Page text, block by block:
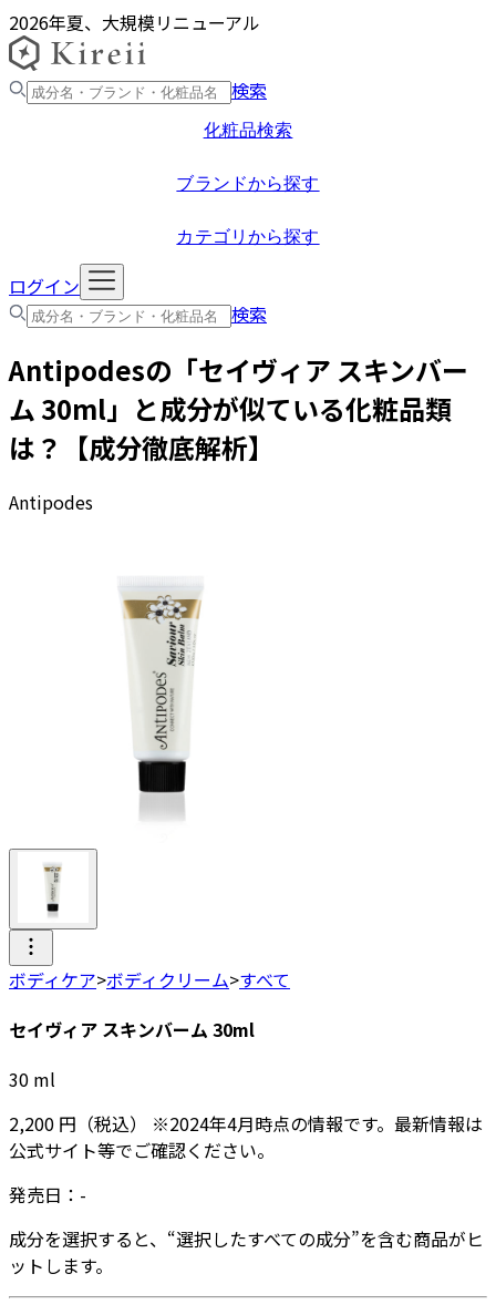
2026年夏、大規模リニューアル
検索
化粧品検索
ブランドから探す
カテゴリから探す
ログイン
検索
Antipodesの「セイヴィア スキンバー
ム 30ml 」と成分が似ている化粧品類
は？【成分徹底解析】
Antipodes
ボディケア>ボディクリーム>すべて
セイヴィア スキンバーム 30ml
30 ml
2,200 円 （税込） ※2024年4月時点の情報です。最新情報は
公式サイト等でご確認ください。
発売日： -
成分を選択すると、“選択したすべての成分”を含む商品がヒ
ットします。